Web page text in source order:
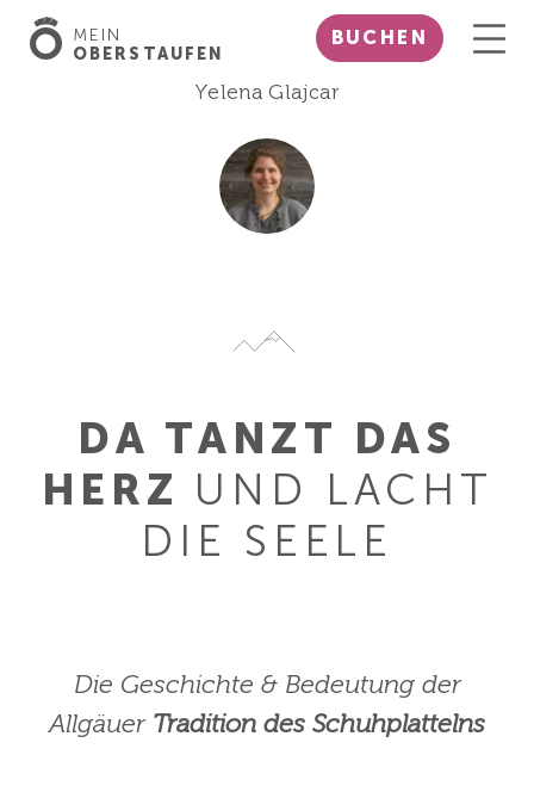
MEIN
OBERSTAUFEN
BUCHEN
Yelena Glajcar
DA TANZT DAS
HERZ UND LACHT
DIE SEELE
Die Geschichte & Bedeutung der
Allgäuer Tradition des Schuhplattelns